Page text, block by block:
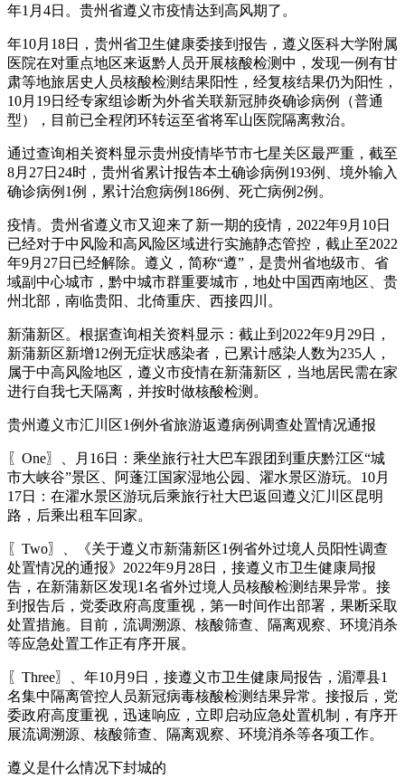
年1月4日。贵州省遵义市疫情达到高风期了。
年10月18日，贵州省卫生健康委接到报告，遵义医科大学附属
医院在对重点地区来返黔人员开展核酸检测中，发现一例有甘
肃等地旅居史人员核酸检测结果阳性，经复核结果仍为阳性，
10月19日经专家组诊断为外省关联新冠肺炎确诊病例（普通
型），目前已全程闭环转运至省将军山医院隔离救治。
通过查询相关资料显示贵州疫情毕节市七星关区最严重，截至
8月27日24时，贵州省累计报告本土确诊病例193例、境外输入
确诊病例1例，累计治愈病例186例、死亡病例2例。
疫情。贵州省遵义市又迎来了新一期的疫情，2022年9月10日
已经对于中风险和高风险区域进行实施静态管控，截止至2022
年9月27日已经解除。遵义，简称“遵”，是贵州省地级市、省
域副中心城市，黔中城市群重要城市，地处中国西南地区、贵
州北部，南临贵阳、北倚重庆、西接四川。
新蒲新区。根据查询相关资料显示：截止到2022年9月29日，
新蒲新区新增12例无症状感染者，已累计感染人数为235人，
属于中高风险地区，遵义市疫情在新蒲新区，当地居民需在家
进行自我七天隔离，并按时做核酸检测。
贵州遵义市汇川区1例外省旅游返遵病例调查处置情况通报
〖One〗、月16日：乘坐旅行社大巴车跟团到重庆黔江区“城
市大峡谷”景区、阿蓬江国家湿地公园、濯水景区游玩。10月
17日：在濯水景区游玩后乘旅行社大巴返回遵义汇川区昆明
路，后乘出租车回家。
〖Two〗、《关于遵义市新蒲新区1例省外过境人员阳性调查
处置情况的通报》2022年9月28日，接遵义市卫生健康局报
告，在新蒲新区发现1名省外过境人员核酸检测结果异常。接
到报告后，党委政府高度重视，第一时间作出部署，果断采取
处置措施。目前，流调溯源、核酸筛查、隔离观察、环境消杀
等应急处置工作正有序开展。
〖Three〗、年10月9日，接遵义市卫生健康局报告，湄潭县1
名集中隔离管控人员新冠病毒核酸检测结果异常。接报后，党
委政府高度重视，迅速响应，立即启动应急处置机制，有序开
展流调溯源、核酸筛查、隔离观察、环境消杀等各项工作。
遵义是什么情况下封城的